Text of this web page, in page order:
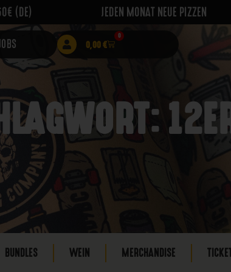
(DE) JEDEN MONAT NEUE PIZZEN
0,00€
0
BUNDLES WEIN MERCHANDISE